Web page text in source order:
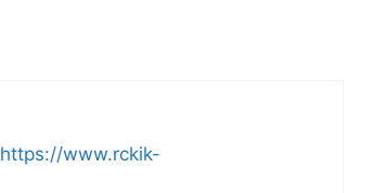
https://www.rckik-